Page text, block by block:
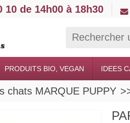
10 de 14h00 à 18h30
PRODUITS BIO, VEGAN IDEES
chats MARQUE PUPPY